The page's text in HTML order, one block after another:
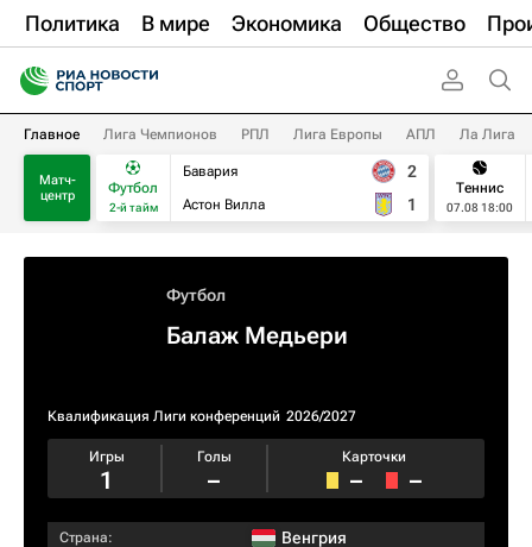
Политика В мире Экономика Общество
Главное Лига Чемпионов РПЛ Лига Европы АПЛ Ла Лига
Матч-
центр
Футбол
2-й тайм
Бавария
Астон Вилла
2
1
Теннис
07.08 18:00
Футбол
Балаж Медьери
Квалификация Лиги конференций 2026/2027
Игры
1
Голы
–
Карточки
– –
Страна: Венгрия